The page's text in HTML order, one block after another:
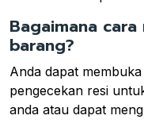
Bagaimana
barang?
Anda dapat
pengecekan resi
anda atau dapat